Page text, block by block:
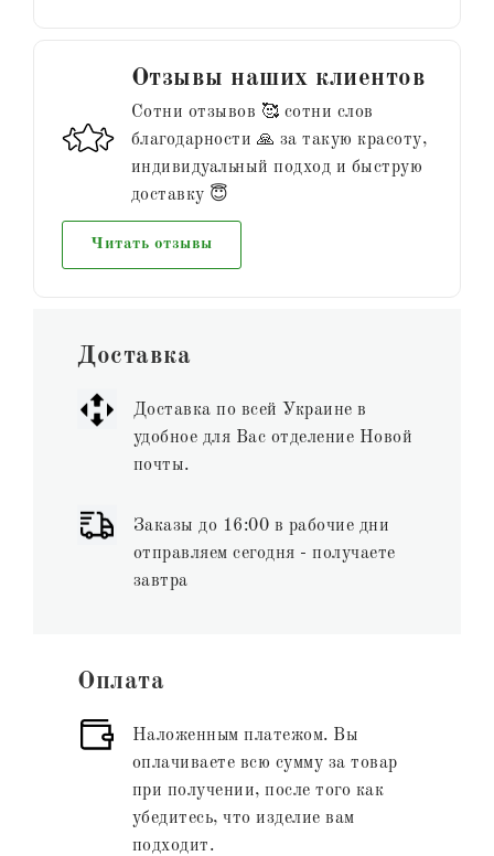
Отзывы наших клиентов
Сотни отзывов 🥰 сотни слов
благодарности 🙏 за такую красоту,
индивидуальный подход и быструю
доставку 😇
Читать отзывы
Доставка
Доставка по всей Украине в
удобное для Вас отделение Новой
почты.
Заказы до 16:00 в рабочие дни
отправляем сегодня - получаете
завтра
Оплата
Наложенным платежом. Вы
оплачиваете всю сумму за товар
при получении, после того как
убедитесь, что изделие вам
подходит.